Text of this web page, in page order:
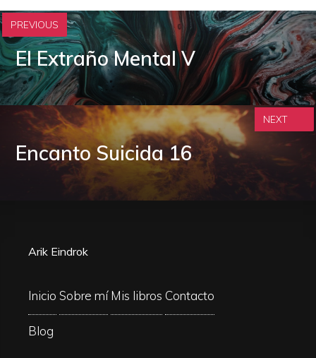
PREVIOUS
El Extraño Mental V
Encanto Suicida 16
NEXT
Arik Eindrok
Inicio Sobre mí Mis libros Contacto
Blog